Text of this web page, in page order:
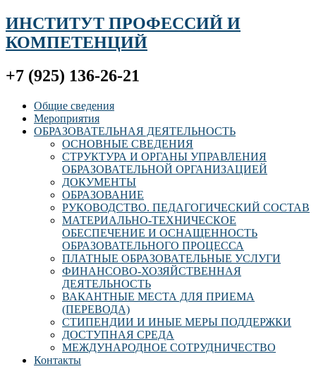
ИНСТИТУТ ПРОФЕССИЙ И
КОМПЕТЕНЦИЙ
+7 (925) 136-26-21
Общие сведения
Мероприятия
ОБРАЗОВАТЕЛЬНАЯ ДЕЯТЕЛЬНОСТЬ
ОСНОВНЫЕ СВЕДЕНИЯ
СТРУКТУРА И ОРГАНЫ УПРАВЛЕНИЯ
ОБРАЗОВАТЕЛЬНОЙ ОРГАНИЗАЦИЕЙ
ДОКУМЕНТЫ
ОБРАЗОВАНИЕ
РУКОВОДСТВО. ПЕДАГОГИЧЕСКИЙ СОСТАВ
МАТЕРИАЛЬНО-ТЕХНИЧЕСКОЕ
ОБЕСПЕЧЕНИЕ И ОСНАЩЕННОСТЬ
ОБРАЗОВАТЕЛЬНОГО ПРОЦЕССА
ПЛАТНЫЕ ОБРАЗОВАТЕЛЬНЫЕ УСЛУГИ
ФИНАНСОВО-ХОЗЯЙСТВЕННАЯ
ДЕЯТЕЛЬНОСТЬ
ВАКАНТНЫЕ МЕСТА ДЛЯ ПРИЕМА
(ПЕРЕВОДА)
СТИПЕНДИИ И ИНЫЕ МЕРЫ ПОДДЕРЖКИ
ДОСТУПНАЯ СРЕДА
МЕЖДУНАРОДНОЕ СОТРУДНИЧЕСТВО
Контакты